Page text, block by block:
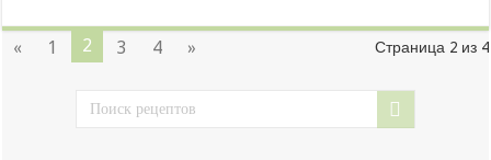
Страница 2 из 4
« 1 2 3 4 »